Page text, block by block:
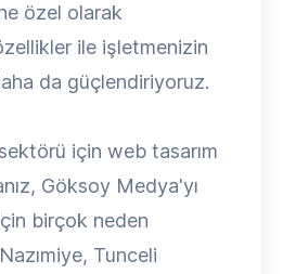
özel olarak
ile işletmenizin
da güçlendiriyoruz.
için web tasarım
Göksoy Medya'yı
birçok neden
Tunceli